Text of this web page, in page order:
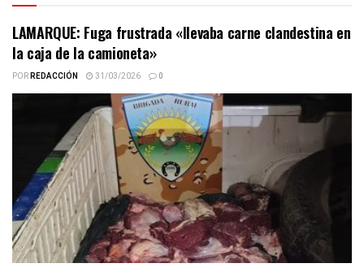
LAMARQUE: Fuga frustrada «llevaba carne clandestina en
la caja de la camioneta»
PORREDACCIÓN 31/03/2026 0